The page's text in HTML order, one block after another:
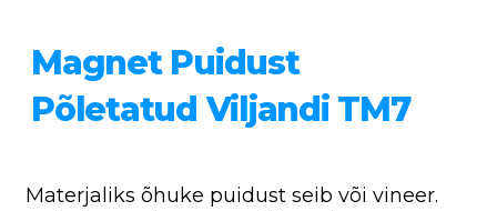
Magnet Puidust
Põletatud Viljandi TM7
Materjaliks õhuke puidust seib või vineer.